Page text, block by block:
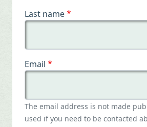
Last name
Email
The email address is not made
used if you need to be contacted